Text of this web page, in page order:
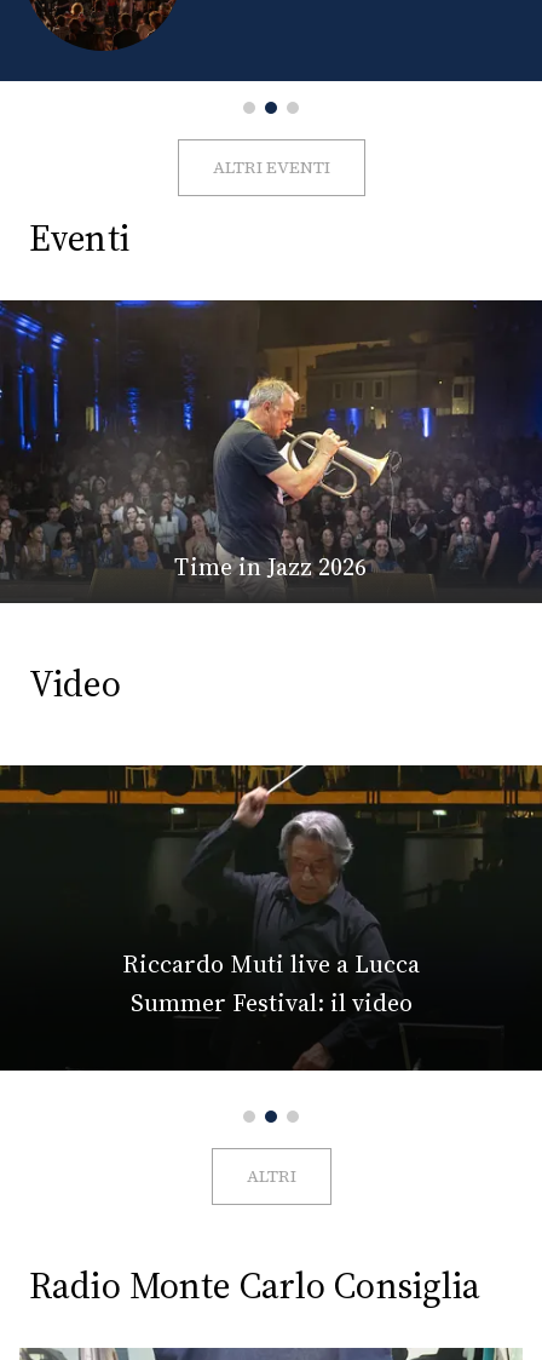
ALTRI EVENTI
Eventi
Time in Jazz 2026
Video
Riccardo Muti live a Lucca
Summer Festival: il video
ALTRI
Radio Monte Carlo Consiglia